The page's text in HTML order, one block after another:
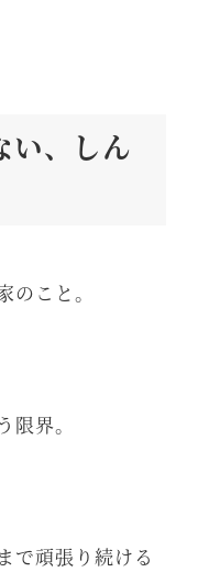
い、しん
こと。
界。
で頑張り続ける